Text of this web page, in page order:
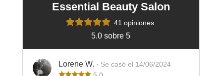
Essential Beauty Salon
41 opiniones
5.0 sobre 5
Lorene W. · Se casó el 14/06/2024